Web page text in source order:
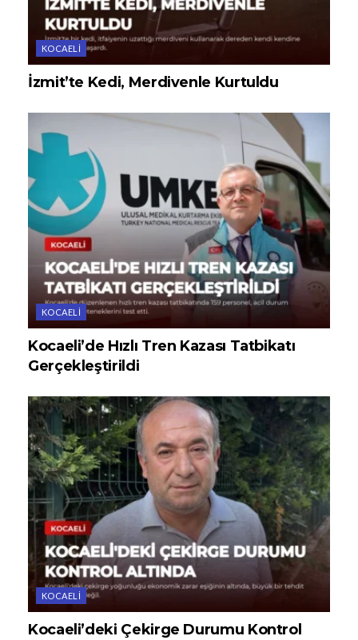
KOCAELI
İzmit’te Kedi, Merdivenle Kurtuldu
KOCAELI
Kocaeli’de Hızlı Tren Kazası Tatbikatı
Gerçekleştirildi
KOCAELI
Kocaeli’deki Çekirge Durumu Kontrol